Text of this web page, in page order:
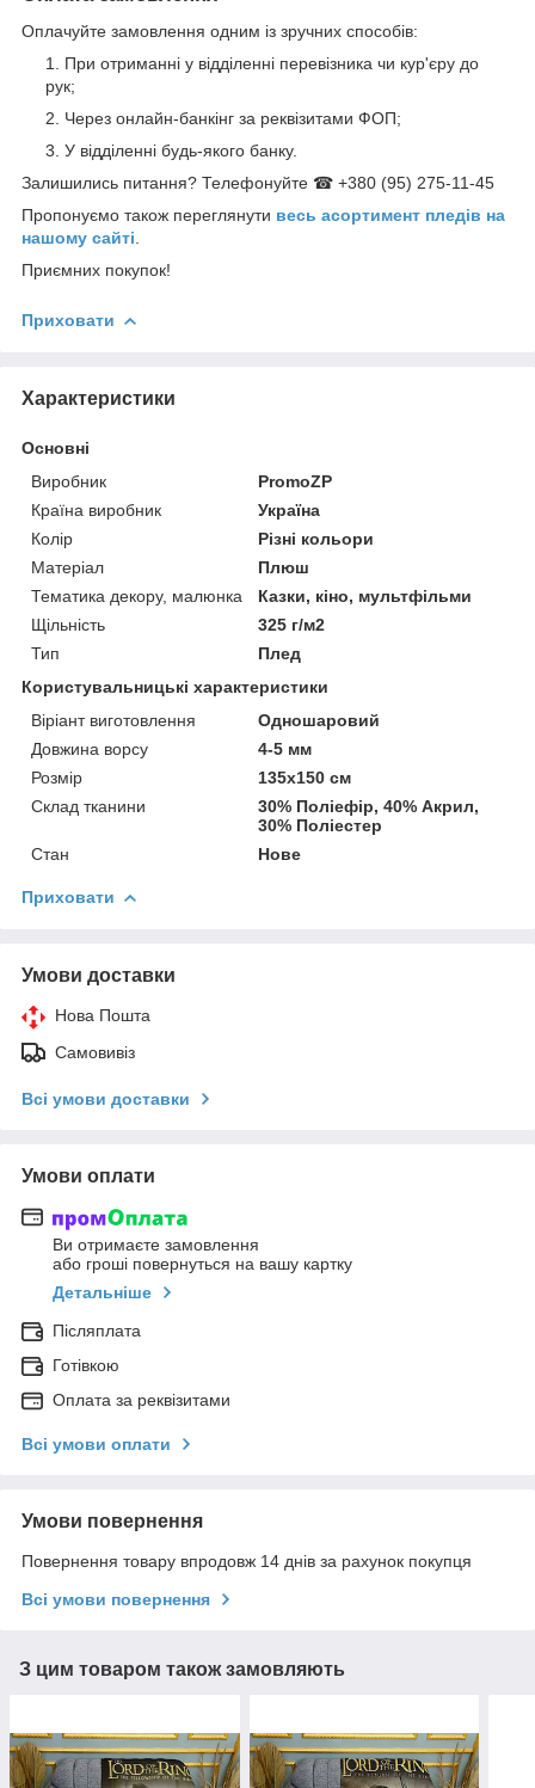
Оплачуйте замовлення одним із зручних способів:
При отриманні у відділенні перевізника чи кур'єру до
рук;
Через онлайн-банкінг за реквізитами ФОП;
У відділенні будь-якого банку.
Залишились питання? Телефонуйте ☎ +380 (95) 275-11-45
Пропонуємо також переглянути весь асортимент пледів на
нашому сайті
Приємних покупок!
Приховати
Характеристики
Основні
Виробник
PromoZP
Країна виробник
Україна
Колір
Різні кольори
Матеріал
Плюш
Тематика декору, малюнка
Казки, кіно, мультфільми
Щільність
325 г/м2
Тип
Плед
Користувальницькі характеристики
Віріант виготовлення
Одношаровий
Довжина ворсу
4-5 мм
Розмір
135х150 см
Склад тканини
30% Поліефір, 40% Акрил,
30% Поліестер
Стан
Нове
Приховати
Умови доставки
Нова Пошта
Самовивіз
Всі умови доставки
Умови оплати
Ви отримаєте замовлення
або гроші повернуться на вашу картку
Детальніше
Післяплата
Готівкою
Оплата за реквізитами
Всі умови оплати
Умови повернення
Повернення товару впродовж 14 днів за рахунок покупця
Всі умови повернення
З цим товаром також замовляють